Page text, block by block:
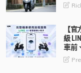
【
級
車前